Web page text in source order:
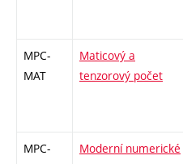
MPC-
MAT
Maticový a
tenzorový počet
MPC-
Moderní numerické